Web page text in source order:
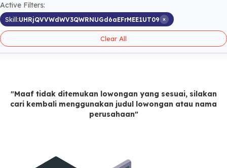
Active Filters:
Skill:UHRjQVVWdWV3QWRNUGd6aEFrMEE1UT09 ×
Clear All
"Maaf tidak ditemukan lowongan yang sesuai, silakan
cari kembali menggunakan judul lowongan atau nama
perusahaan"